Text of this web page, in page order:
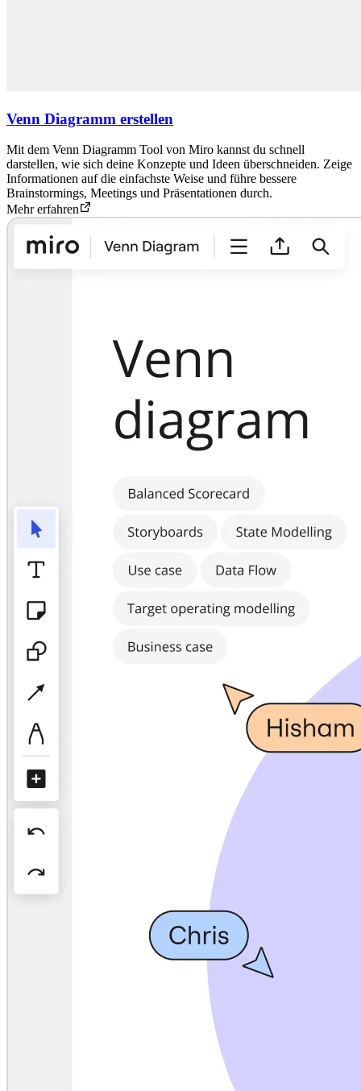
Venn Diagramm erstellen
Mit dem Venn Diagramm Tool von Miro kannst du schnell
darstellen, wie sich deine Konzepte und Ideen überschneiden. Zeige
Informationen auf die einfachste Weise und führe bessere
Brainstormings, Meetings und Präsentationen durch.
Mehr erfahren